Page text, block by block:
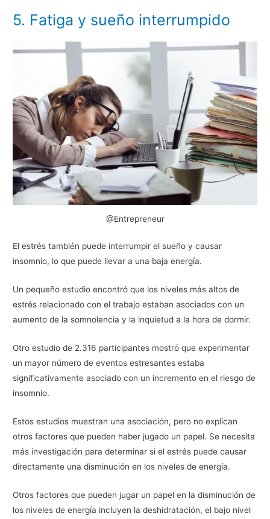
5. Fatiga y sueño interrumpido
@Entrepreneur
El estrés también puede interrumpir el sueño y causar
insomnio, lo que puede llevar a una baja energía.
Un pequeño estudio encontró que los niveles más altos de
estrés relacionado con el trabajo estaban asociados con un
aumento de la somnolencia y la inquietud a la hora de dormir.
Otro estudio de 2.316 participantes mostró que experimentar
un mayor número de eventos estresantes estaba
significativamente asociado con un incremento en el riesgo de
insomnio.
Estos estudios muestran una asociación, pero no explican
otros factores que pueden haber jugado un papel. Se necesita
más investigación para determinar si el estrés puede causar
directamente una disminución en los niveles de energía.
Otros factores que pueden jugar un papel en la disminución de
los niveles de energía incluyen la deshidratación, el bajo nivel